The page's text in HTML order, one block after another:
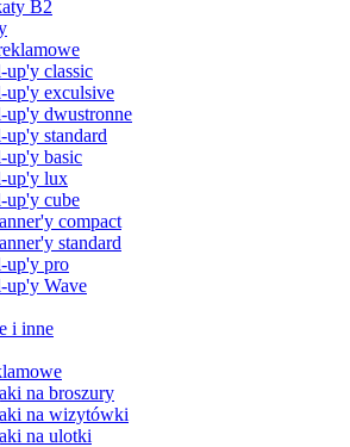
B2
up'y classic
up'y exculsive
up'y dwustronne
up'y standard
up'y basic
up'y lux
up'y cube
compact
standard
up'y pro
up'y Wave
i inne
na broszury
na wizytówki
na ulotki